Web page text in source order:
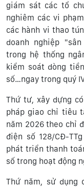
giám sát các tổ
nghiêm các vi
các hành vi thao
doanh nghiệp
trong hệ thống
kiểm soát dòng
số…ngay trong quý
Thứ tư, xây dựng
pháp giao chỉ tiêu
năm 2026 theo chỉ
điện số 128/CĐ-
phát triển thanh
số trong hoạt động
Thứ năm, sử dụng